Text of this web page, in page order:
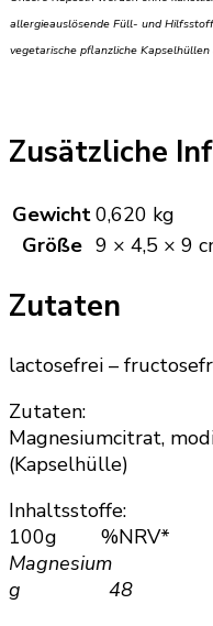
allergieauslösende Füll- und
vegetarische pflanzliche
Zusätzliche
Gewicht0,620 kg
Größe 9 × 4,5 × 9
Zutaten
lactosefrei –
Zutaten:
Magnesiumcitrat,
(Kapselhülle)
Inhaltsstoffe: pro
100g %NRV*
g 48